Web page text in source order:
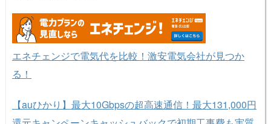
エネチェンジで電気代を比較！激安電気会社が見つか
る！
【auひかり】最大10Gbpsの超高速通信！最大131,000円